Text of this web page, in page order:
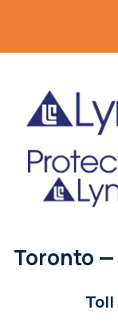
Toronto
Toll